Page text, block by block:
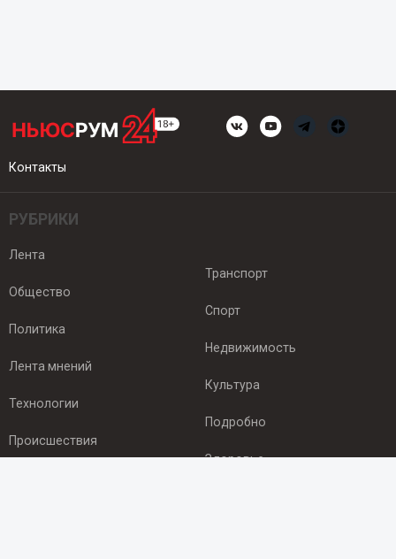
Контакты
РУБРИКИ
Лента
Общество
Политика
Лента мнений
Технологии
Происшествия
Транспорт
Спорт
Недвижимость
Культура
Подробно
Здоровье